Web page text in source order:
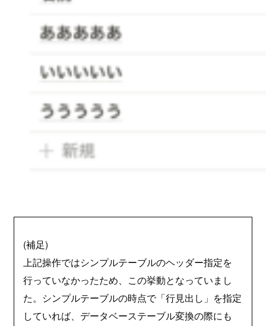
(補足)
上記操作ではシンプルテーブルのヘッダー指定を
行っていなかったため、この挙動となっていまし
た。シンプルテーブルの時点で「行見出し」を指定
していれば、データベーステーブル変換の際にも